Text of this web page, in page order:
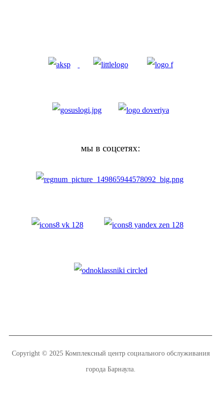
мы в соцсетях:
Copyright © 2025 Комплексный центр социального обслуживания
города Барнаула.